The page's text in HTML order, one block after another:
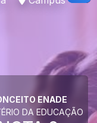
ENADE
DA EDUCAÇÃO